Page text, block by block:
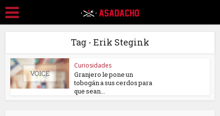
Tag - Erik Stegink
Curiosidades
Granjero le pone un
tobogán a sus cerdos para
que sean...